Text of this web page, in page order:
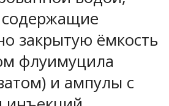
содержащие
закрытую ёмкость
флуимуцила
и ампулы с